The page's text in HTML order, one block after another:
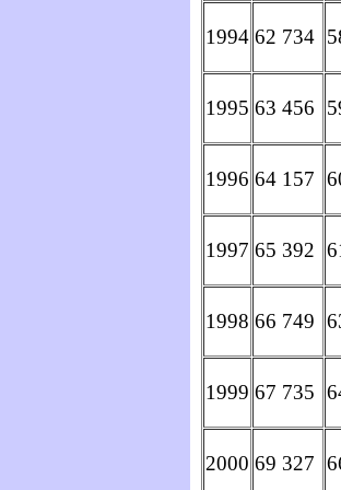
1994 62 734
1995 63 456
1996 64 157
1997 65 392
1998 66 749
1999 67 735
2000 69 327